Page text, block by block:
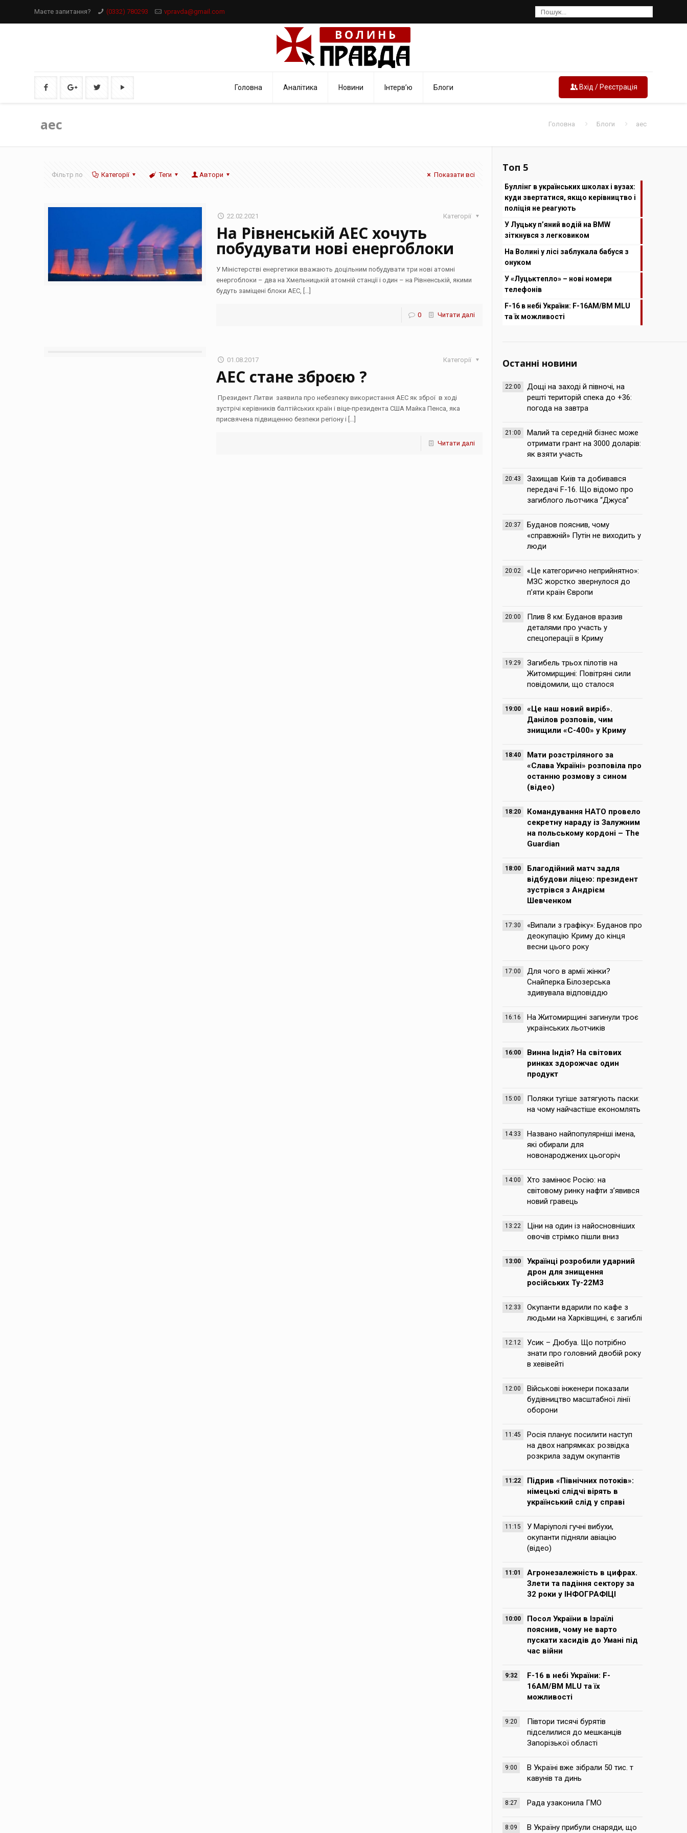
Маєте запитання? (0332) 780293 vpravda@gmail.com
Головна Аналітика Новини Інтерв’ю Блоги Вхід / Реєстрація
аес Головна Блоги аес
Фільтр по Категорії Теги Автори Показати всі
22.02.2021 Категорії
На Рівненській АЕС хочуть
побудувати нові енергоблоки
У Міністерстві енергетики вважають доцільним побудувати три нові атомні
енергоблоки – два на Хмельницькій атомній станції і один – на Рівненській, якими
будуть заміщені блоки АЕС, […]
0 Читати далі
01.08.2017 Категорії
АЕС стане зброєю ?
Президент Литви заявила про небезпеку використання АЕС як зброї в ході
зустрічі керівників балтійських країн і віце-президента США Майка Пенса, яка
присвячена підвищенню безпеки регіону і […]
Читати далі
Топ 5
Буллінг в українських школах і вузах:
куди звертатися, якщо керівництво і
поліція не реагують
У Луцьку п’яний водій на BMW
зіткнувся з легковиком
На Волині у лісі заблукала бабуся з
онуком
У «Луцьктепло» – нові номери
телефонів
F-16 в небі України: F-16AM/BM MLU
та їх можливості
Останні новини
22:00
Дощі на заході й півночі, на
решті територій спека до +36:
погода на завтра
21:00
Малий та середній бізнес може
отримати грант на 3000 доларів:
як взяти участь
20:43
Захищав Київ та добивався
передачі F-16. Що відомо про
загиблого льотчика “Джуса”
20:37
Буданов пояснив, чому
«справжній» Путін не виходить у
люди
20:02
«Це категорично неприйнятно»:
МЗС жорстко звернулося до
п’яти країн Європи
20:00
Плив 8 км: Буданов вразив
деталями про участь у
спецоперації в Криму
19:29
Загибель трьох пілотів на
Житомирщині: Повітряні сили
повідомили, що сталося
19:00
«Це наш новий виріб».
Данілов розповів, чим
знищили «С-400» у Криму
18:40
Мати розстріляного за
«Слава Україні» розповіла про
останню розмову з сином
(відео)
18:20
Командування НАТО провело
секретну нараду із Залужним
на польському кордоні – The
Guardian
18:00
Благодійний матч задля
відбудови ліцею: президент
зустрівся з Андрієм
Шевченком
17:30
«Випали з графіку»: Буданов про
деокупацію Криму до кінця
весни цього року
17:00
Для чого в армії жінки?
Снайперка Білозерська
здивувала відповіддю
16:16
На Житомирщині загинули троє
українських льотчиків
16:00
Винна Індія? На світових
ринках здорожчає один
продукт
15:00
Поляки тугіше затягують паски:
на чому найчастіше економлять
14:33
Названо найпопулярніші імена,
які обирали для
новонароджених цьогоріч
14:00
Хто замінює Росію: на
світовому ринку нафти з’явився
новий гравець
13:22
Ціни на один із найосновніших
овочів стрімко пішли вниз
13:00
Українці розробили ударний
дрон для знищення
російських Ту-22М3
12:33
Окупанти вдарили по кафе з
людьми на Харківщині, є загиблі
12:12
Усик – Дюбуа. Що потрібно
знати про головний двобій року
в хевівейті
12:00
Військові інженери показали
будівництво масштабної лінії
оборони
11:45
Росія планує посилити наступ
на двох напрямках: розвідка
розкрила задум окупантів
11:22
Підрив «Північних потоків»:
німецькі слідчі вірять в
український слід у справі
11:15
У Маріуполі гучні вибухи,
окупанти підняли авіацію
(відео)
11:01
Агронезалежність в цифрах.
Злети та падіння сектору за
32 роки у ІНФОГРАФІЦІ
10:00
Посол України в Ізраїлі
пояснив, чому не варто
пускати хасидів до Умані під
час війни
9:32
F-16 в небі України: F-
16AM/BM MLU та їх
можливості
9:20
Півтори тисячі бурятів
підселилися до мешканців
Запорізької області
9:00
В Україні вже зібрали 50 тис. т
кавунів та динь
8:27 Рада узаконила ГМО
8:09 В Україну прибули снаряди, що